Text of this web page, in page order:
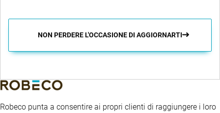
NON PERDERE L'OCCASIONE DI AGGIORNARTI
Robeco punta a consentire ai propri clienti di raggiungere i loro